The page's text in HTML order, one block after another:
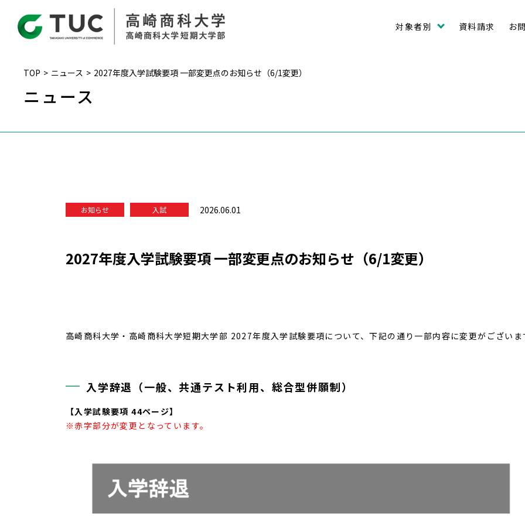
対象者別 資料請求 お
TOP ニュース 2027年度入学試験要項 一部変更点のお知らせ（6/1変更）
ニュース
お知らせ 入試 2026.06.01
2027年度入学試験要項 一部変更点のお知らせ（6/1変更）
高崎商科大学・高崎商科大学短期大学部 2027年度入学試験要項について、下記の通り一部内容に変更がございま
入学辞退（一般、共通テスト利用、総合型併願制）
【入学試験要項 44ページ】
※赤字部分が変更となっています。